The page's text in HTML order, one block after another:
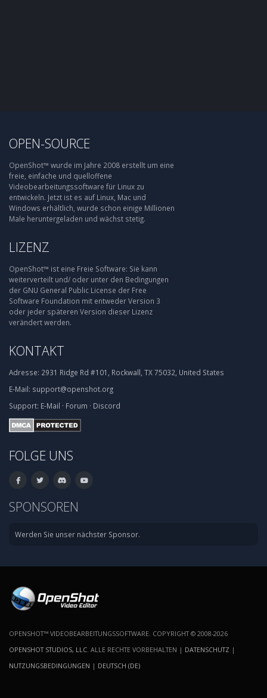
OPEN-SOURCE
OpenShot™ wurde im Jahre 2008 erstellt um eine
freie, einfache und quelloffene
Videobearbeitungssoftware für Linux zu
entwickeln. Jetzt ist es auf Linux, Mac und
Windows erhältlich, wurde schon einige Millionen
Male heruntergeladen und wächst stetig.
LIZENZ
OpenShot™ ist eine Freie Software: Sie kann
weiterverteilt und/ oder unter den Bedingungen
der GNU General Public License der Free
Software Foundation mit entweder Version 3
oder jeder späteren Version dieser Lizenz
verändert werden.
KONTAKT
Adresse: 2931 Ridge Rd #101, Rockwall, TX 75032, United States
E-Mail: support@openshot.org
Support: E-Mail · Forum · Discord
FOLGE UNS
SPONSOREN
Werden Sie unser nächster Sponsor.
OPENSHOT™ VIDEOBEARBEITUNGSSOFTWARE. COPYRIGHT © 2008-2026
OPENSHOT STUDIOS, LLC . ALLE RECHTE VORBEHALTEN | DATENSCHUTZ |
NUTZUNGSBEDINGUNGEN | DEUTSCH (DE)